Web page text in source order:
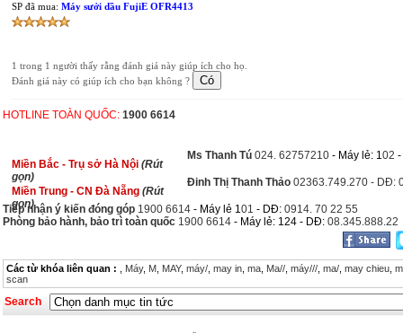
SP đã mua: Máy sưởi dầu FujiE OFR4413
1 trong 1 người thấy rằng đánh giá này giúp ích cho họ.
Đánh giá này có giúp ích cho bạn không ?
HOTLINE TOÀN QUỐC: 1900 6614
Miền Bắc - Trụ sở Hà Nội (Rút
gọn)
Ms Thanh Tú 024. 62757210 - Máy lẻ: 102
Miền Trung - CN Đà Nẵng (Rút
gọn)
Đinh Thị Thanh Thảo 02363.749.270 - DĐ:
Tiếp nhận ý kiến đóng góp 1900 6614 - Máy lẻ 101 - DĐ: 0914. 70 22 55
Phòng bảo hành, bảo trì toàn quốc 1900 6614 - Máy lẻ: 124 - DĐ: 08.345.888.22
Các từ khóa liên quan : Máy, M MAY, máy/ may in ma Ma// máy/// ma/ may chieu
scan
Search